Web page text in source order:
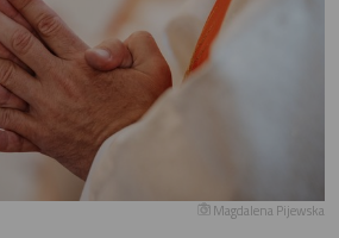
Magdalena Pijewska